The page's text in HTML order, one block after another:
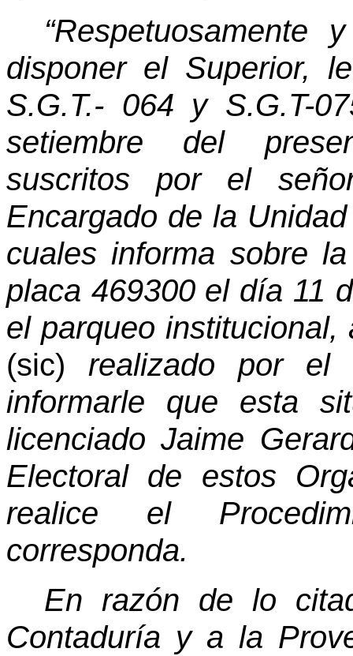
disponer el Superior,
S.G.T.- 064 y S.G.T-
setiembre del
suscritos por el
Encargado de la
cuales informa sobre
placa 469300 el día 11
el parqueo
(sic) realizado por el
informarle que esta
licenciado Jaime
Electoral de estos
realice el
corresponda.
En razón de lo
Contaduría y a la